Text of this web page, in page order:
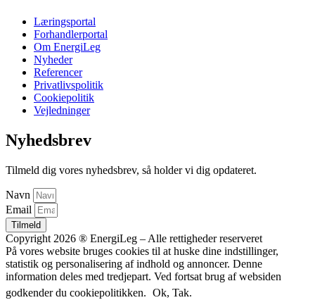
Læringsportal
Forhandlerportal
Om EnergiLeg
Nyheder
Referencer
Privatlivspolitik
Cookiepolitik
Vejledninger
Nyhedsbrev
Tilmeld dig vores nyhedsbrev, så holder vi dig opdateret.
Navn
Email
Tilmeld
Copyright 2026 ® EnergiLeg – Alle rettigheder reserveret
På vores website bruges cookies til at huske dine indstillinger,
statistik og personalisering af indhold og annoncer. Denne
information deles med tredjepart. Ved fortsat brug af websiden
godkender du cookiepolitikken. Ok, Tak.